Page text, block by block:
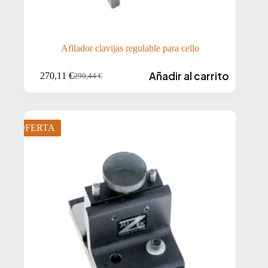
Afilador clavijas regulable para cello
290,44€
El
precio
270,11 €El
precio
Añadir al carrito
OFERTA